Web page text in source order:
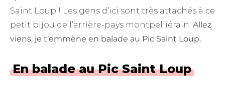
Saint Loup ! Les gens d’ici sont très attachés à ce
petit bijou de l’arrière-pays montpelliérain. Allez
viens, je t’emmène en balade au Pic Saint Loup.
En balade au Pic Saint Loup